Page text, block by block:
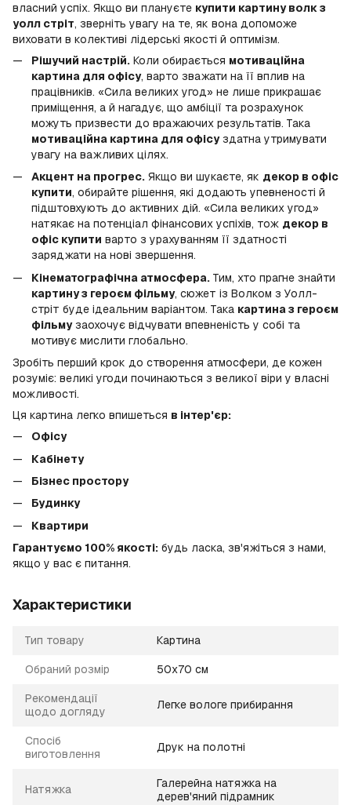
власний успіх. Якщо ви плануєте купити картину волк з
уолл стріт, зверніть увагу на те, як вона допоможе
виховати в колективі лідерські якості й оптимізм.
Рішучий настрій. Коли обирається мотиваційна
картина для офісу, варто зважати на її вплив на
працівників. «Сила великих угод» не лише прикрашає
приміщення, а й нагадує, що амбіції та розрахунок
можуть призвести до вражаючих результатів. Така
мотиваційна картина для офісуздатна утримувати
увагу на важливих цілях.
Акцент на прогрес. Якщо ви шукаєте, як декор в офіс
купити, обирайте рішення, які додають упевненості й
підштовхують до активних дій. «Сила великих угод»
натякає на потенціал фінансових успіхів, тож декор в
офіс купити варто з урахуванням її здатності
заряджати на нові звершення.
Кінематографічна атмосфера. Тим, хто прагне знайти
картину з героєм фільму, сюжет із Волком з Уолл-
стріт буде ідеальним варіантом. Така картина з героєм
фільмузаохочує відчувати впевненість у собі та
мотивує мислити глобально.
Зробіть перший крок до створення атмосфери, де кожен
розуміє: великі угоди починаються з великої віри у власні
можливості.
Ця картина легко впишеться в інтер'єр:
Офісу
Кабінету
Бізнес простору
Будинку
Квартири
Гарантуємо 100% якості: будь ласка, зв'яжіться з нами,
якщо у вас є питання.
Характеристики
Тип товару Картина
Обраний розмір 50х70 см
Рекомендації
щодо догляду
Легке вологе прибирання
Спосіб
виготовлення
Друк на полотні
Натяжка
Галерейна натяжка на
дерев'яний підрамник